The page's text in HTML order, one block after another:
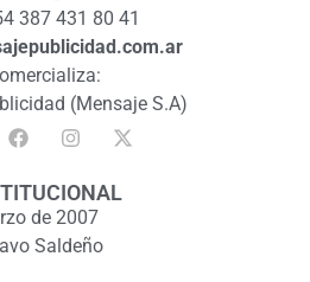
387 431 80 41
(Mensaje S.A)
de 2007
Saldeño